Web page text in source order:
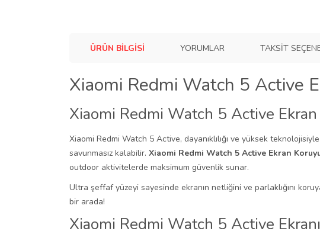
ÜRÜN BILGISI YORUMLAR TAKSIT
Xiaomi Redmi Watch 5 Active
Xiaomi Redmi Watch 5 Active Ekran
Xiaomi Redmi Watch 5 Active, dayanıklılığı ve yüksek
savunmasız kalabilir. Xiaomi Redmi Watch 5 Active Ekran
outdoor aktivitelerde maksimum güvenlik sunar.
Ultra şeffaf yüzeyi sayesinde ekranın netliğini ve parlaklığını
bir arada!
Xiaomi Redmi Watch 5 Active